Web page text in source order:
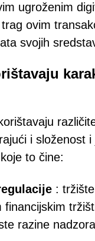
ugroženim
ovim
svojih
i složenost
to čine:
:
financijskim
razine